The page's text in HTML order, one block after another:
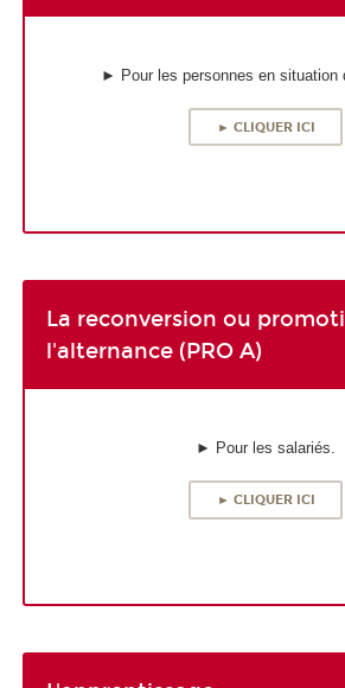
► Pour les personnes en situation
► CLIQUER ICI
La reconversion ou
l'alternance (PRO A)
► Pour les salariés.
► CLIQUER ICI